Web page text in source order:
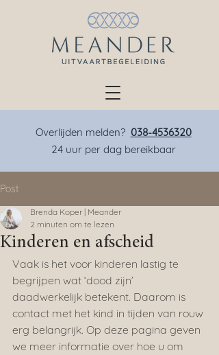
Overlijden melden? 038-4536320
24 uur per dag bereikbaar
Post
Kinderen en afscheid
Brenda Koper | Meander
2 minuten om te lezen
Vaak is het voor kinderen lastig te
begrijpen wat ‘dood zijn’
daadwerkelijk betekent. Daarom is
contact met het kind in tijden van rouw
erg belangrijk. Op deze pagina geven
we meer informatie over hoe u om